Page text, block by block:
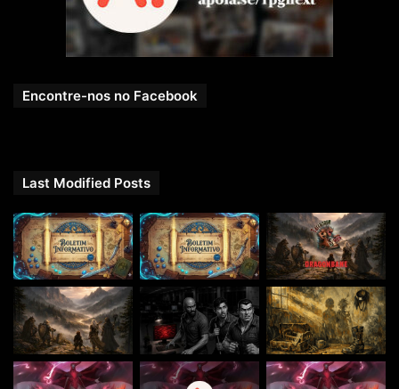
Encontre-nos no Facebook
Last Modified Posts